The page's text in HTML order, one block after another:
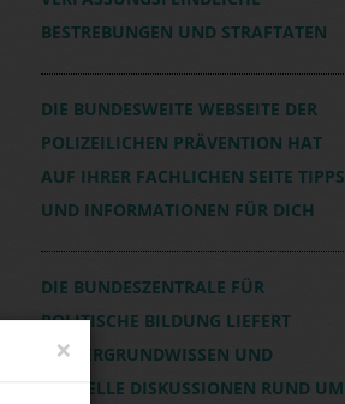
BESTREBUNGEN UND STRAFTATEN
DIE BUNDESWEITE WEBSEITE DER
POLIZEILICHEN PRÄVENTION HAT
AUF IHRER FACHLICHEN SEITE TIPPS
UND INFORMATIONEN FÜR DICH
DIE BUNDESZENTRALE FÜR
POLITISCHE BILDUNG LIEFERT
HINTERGRUNDWISSEN UND
AKTUELLE DISKUSSIONEN RUND UM
×